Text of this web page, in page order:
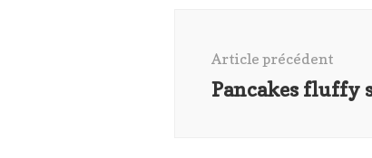
Article précédent
Pancakes fluffy